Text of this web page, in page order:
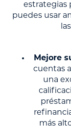
estrategias
puedes usar
Mejore
cuentas
una
más